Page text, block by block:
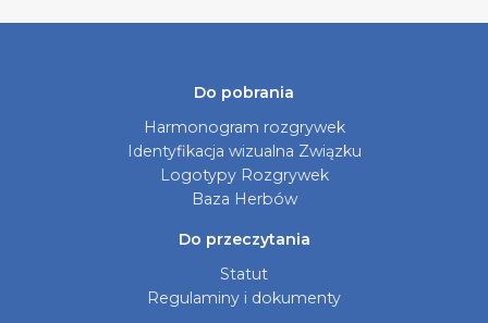
Do pobrania
Harmonogram rozgrywek
Identyfikacja wizualna Związku
Logotypy Rozgrywek
Baza Herbów
Do przeczytania
Statut
Regulaminy i dokumenty